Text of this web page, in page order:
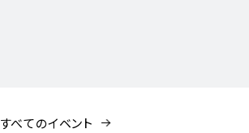
すべてのイベント